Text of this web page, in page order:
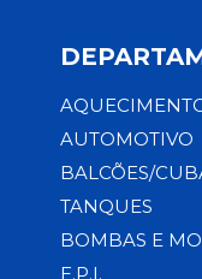
AUTOMOTIVO
BALCÕES/
TANQUES
BOMBAS E
E.P.I.